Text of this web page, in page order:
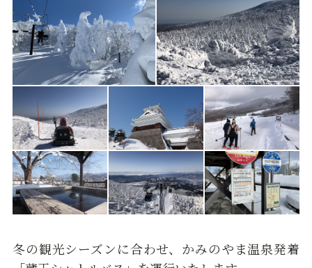
冬の観光シーズンに合わせ、かみのやま温泉発着